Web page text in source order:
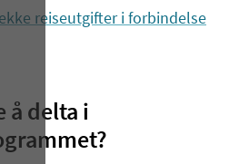
reiseutgifter i forbindelse
å delta i